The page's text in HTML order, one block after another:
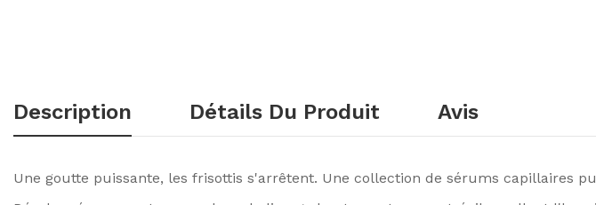
Description Détails Du Produit Avis
Une goutte puissante, les frisottis s'arrêtent. Une collection de sérums capillaires